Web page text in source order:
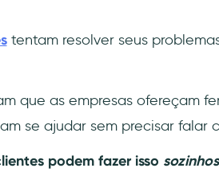
tentam resolver seus
que as empresas ofereçam
se ajudar sem precisar falar
podem fazer isso